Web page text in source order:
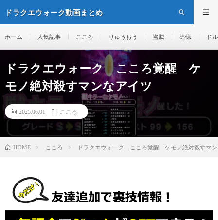
ドラクエウォーク動画まとめ
ホーム 人気記事 こころ りゅうおう 盗賊 追憶 ド
ドラクエウォーク こころ覚醒 ケ
モノ絶対殺すマンなアイツ
2025.06.01 こころ
HOME こころ ドラクエウォーク こころ覚醒 ケモノ絶対殺すマ